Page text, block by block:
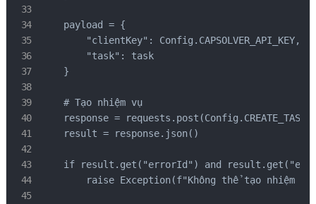
    payload = {
        "clientKey": Config.CAPSOLVER_API_KEY,
        "task": task
    }
    # Tạo nhiệm vụ
response =
    result = response.json()
if result.get("errorId") and
raise Exception(f"Không thể tạo nhiệm